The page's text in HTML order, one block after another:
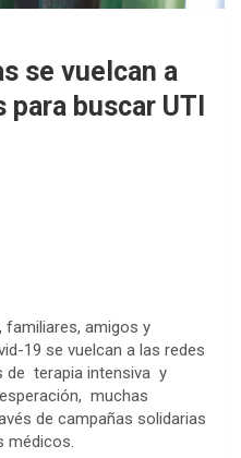
se vuelcan a
buscar UTI
familiares, amigos y
19 se vuelcan a las redes
de terapia intensiva y
muchas
de campañas solidarias
médicos.